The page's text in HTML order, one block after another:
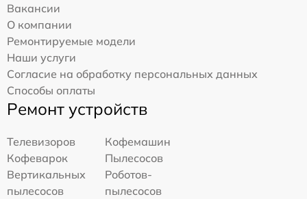
Вакансии
О компании
Ремонтируемые модели
Наши услуги
Согласие на обработку персональных данных
Способы оплаты
Ремонт устройств
Телевизоров
Кофемашин
Кофеварок
Пылесосов
Вертикальных
пылесосов
Роботов-
пылесосов